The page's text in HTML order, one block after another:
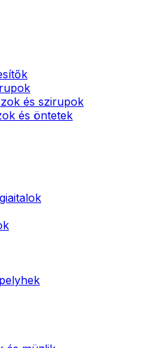
és szirupok
és öntetek